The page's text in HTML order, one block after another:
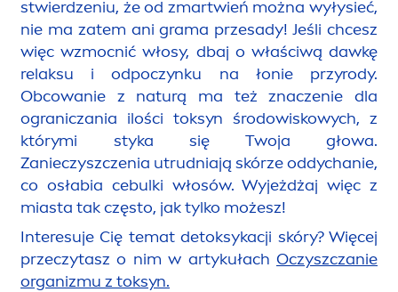
stwierdzeniu, że od zmartwień można wyłysieć,
nie ma zatem ani grama przesady! Jeśli chcesz
więc wzmocnić włosy, dbaj o właściwą dawkę
relaksu i odpoczynku na łonie przyrody.
Obcowanie z naturą ma też znaczenie dla
ograniczania ilości toksyn środowiskowych, z
którymi styka się Twoja głowa.
Zanieczyszczenia utrudniają skórze oddychanie,
co osłabia cebulki włosów. Wyjeżdżaj więc z
miasta tak często, jak tylko możesz!
Interesuje Cię temat detoksykacji skóry? Więcej
przeczytasz o nim w artykułach Oczyszczanie
organizmu z toksyn.